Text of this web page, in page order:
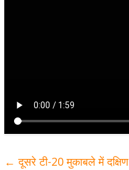
← दूसरे टी-20 मुकाबले में